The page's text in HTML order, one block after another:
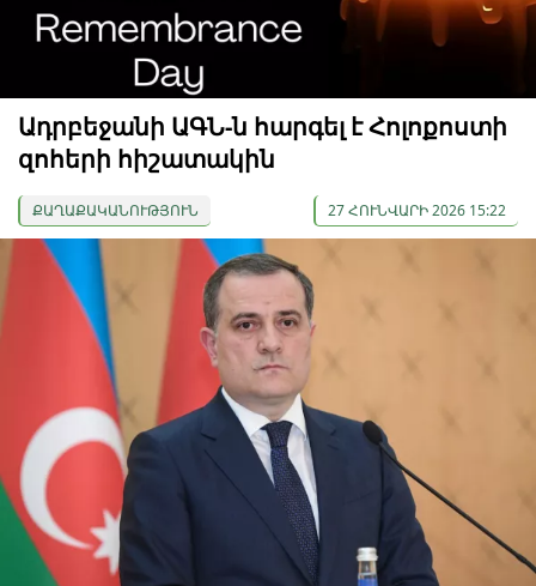
Ադրբեջանի ԱԳՆ-ն հարգել է Հոլոքոստի
զոհերի հիշատակին
ՔԱՂԱՔԱԿԱՆՈՒԹՅՈՒՆ 27 ՀՈՒՆՎԱՐԻ 2026 15:22